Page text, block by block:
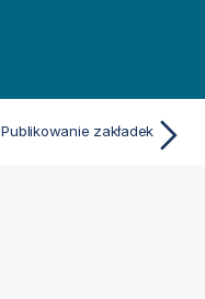
Publikowanie zakładek